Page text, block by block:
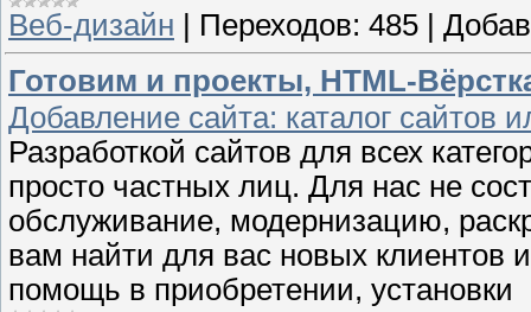
Веб-дизайн | Переходов: 485 |
Готовим и проекты, HTML-
Добавление сайта: каталог сайтов
Разработкой сайтов для всех
просто частных лиц. Для нас не
обслуживание, модернизацию,
вам найти для вас новых клиентов
помощь в приобретении, установки